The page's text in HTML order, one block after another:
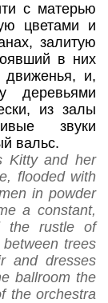
с матерью
цветами и
залитую
в них
и,
деревьями
из залы
звуки
вальс.
Kitty and her
flooded with
in powder
a constant,
the rustle of
trees
and dresses
ballroom the
the orchestra